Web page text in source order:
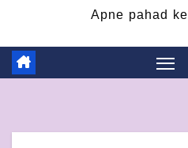
Apne pahad